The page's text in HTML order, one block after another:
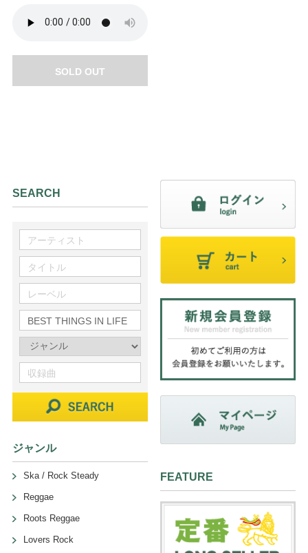
SOLD OUT
SEARCH
ジャンル
Ska / Rock Steady
Reggae
Roots Reggae
Lovers Rock
FEATURE